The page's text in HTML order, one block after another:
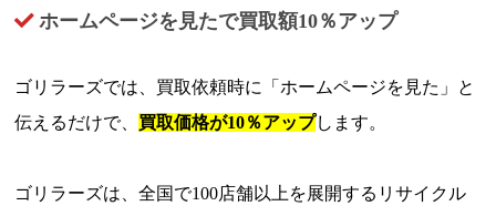
ホームページを見たで買取額10％アップ
ゴリラーズでは、買取依頼時に「ホームページを見た」と
伝えるだけで、 買取価格が10％アップします。
ゴリラーズは、全国で100店舗以上を展開するリサイクル